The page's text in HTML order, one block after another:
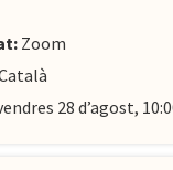
Zoom
28 d’agost,